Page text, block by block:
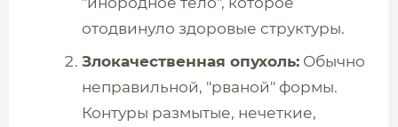
отодвинуло здоровые структуры.
Злокачественная опухоль: Обычно
неправильной, "рваной" формы.
Контуры размытые, нечеткие,